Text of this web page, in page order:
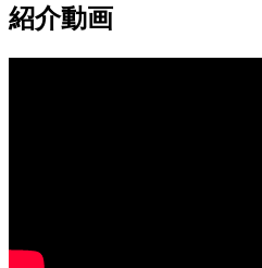
紹介動画